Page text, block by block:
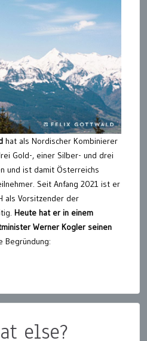
hat als Nordischer Kombinierer
Gold-, einer Silber- und drei
und ist damit Österreichs
Seit Anfang 2021 ist er
als Vorsitzender der
Heute hat er in einem
Werner Kogler seinen
Begründung:
else?